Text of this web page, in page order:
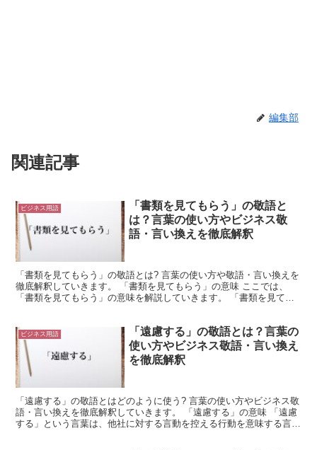
編集部
関連記事
ビジネス用語
「書類を見てもらう」の敬語と
は？言葉の使い方やビジネス敬
語・言い換えを徹底解釈
「書類を見てもらう」の敬語とは? 言葉の使い方や敬語・言い換えを
徹底解釈していきます。 「書類を見てもらう」の意味 ここでは、
「書類を見てもらう」の意味を解説していきます。 「書類を見ても
ビジネス用語
「遠慮する」の敬語とは？言葉の
使い方やビジネス敬語・言い換え
を徹底解釈
「遠慮する」の敬語とはどのように使う? 言葉の使い方やビジネス敬
語・言い換えを徹底解釈していきます。 「遠慮する」の意味 「遠慮
する」という言葉は、他社に対する言動を控える行動を意味する言葉